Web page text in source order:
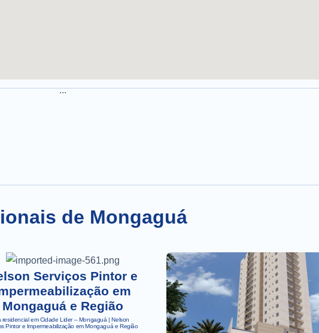
...
de Mongaguá
Serviços Pintor e
em
Mongaguá e Região
residencial em Cidade Lider – Mongaguá | Nelson
Pintor e Impermeabilização em Mongaguá e Região